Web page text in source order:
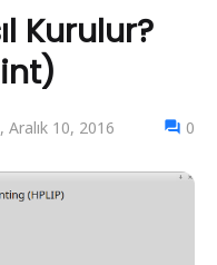
Kurulur?
Aralık 10, 2016 0